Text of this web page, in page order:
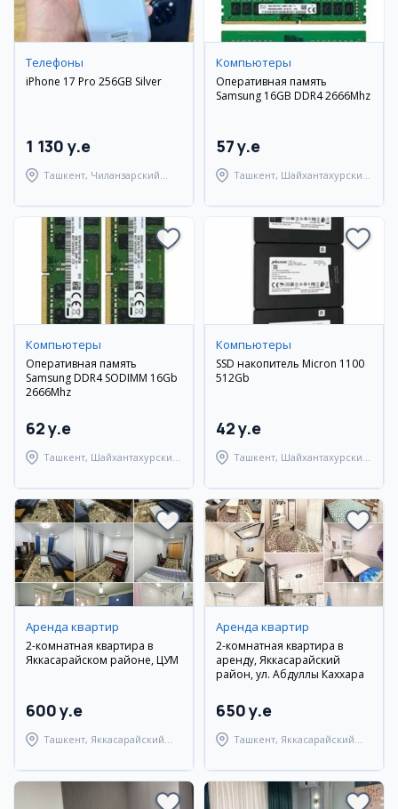
Телефоны
iPhone 17 Pro 256GB Silver
1 130 y.e
Ташкент, Чиланзарский
Компьютеры
Оперативная память
Samsung 16GB DDR4 2666Mhz
57 y.e
Ташкент, Шайхантахурский
Компьютеры
Оперативная память
Samsung DDR4 SODIMM 16Gb
2666Mhz
62 y.e
Ташкент, Шайхантахурский
Компьютеры
SSD накопитель Micron 1100
512Gb
42 y.e
Ташкент, Шайхантахурский
Аренда квартир
2-комнатная квартира в
Яккасарайском районе, ЦУМ
600 y.e
Ташкент, Яккасарайский
Аренда квартир
2-комнатная квартира в
аренду, Яккасарайский
район, ул. Абдуллы Каххара
650 y.e
Ташкент, Яккасарайский